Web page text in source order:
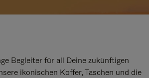
Begleiter für all Deine zukünftigen
ikonischen Koffer, Taschen und die